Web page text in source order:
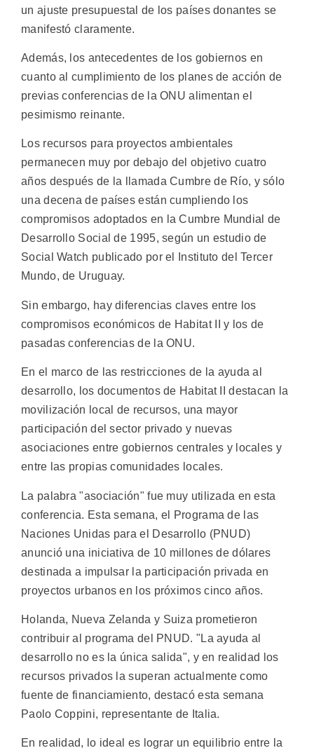
un ajuste presupuestal de los países donantes se
manifestó claramente.
Además, los antecedentes de los gobiernos en
cuanto al cumplimiento de los planes de acción de
previas conferencias de la ONU alimentan el
pesimismo reinante.
Los recursos para proyectos ambientales
permanecen muy por debajo del objetivo cuatro
años después de la llamada Cumbre de Río, y sólo
una decena de países están cumpliendo los
compromisos adoptados en la Cumbre Mundial de
Desarrollo Social de 1995, según un estudio de
Social Watch publicado por el Instituto del Tercer
Mundo, de Uruguay.
Sin embargo, hay diferencias claves entre los
compromisos económicos de Habitat II y los de
pasadas conferencias de la ONU.
En el marco de las restricciones de la ayuda al
desarrollo, los documentos de Habitat II destacan la
movilización local de recursos, una mayor
participación del sector privado y nuevas
asociaciones entre gobiernos centrales y locales y
entre las propias comunidades locales.
La palabra "asociación" fue muy utilizada en esta
conferencia. Esta semana, el Programa de las
Naciones Unidas para el Desarrollo (PNUD)
anunció una iniciativa de 10 millones de dólares
destinada a impulsar la participación privada en
proyectos urbanos en los próximos cinco años.
Holanda, Nueva Zelanda y Suiza prometieron
contribuir al programa del PNUD. "La ayuda al
desarrollo no es la única salida", y en realidad los
recursos privados la superan actualmente como
fuente de financiamiento, destacó esta semana
Paolo Coppini, representante de Italia.
En realidad, lo ideal es lograr un equilibrio entre la